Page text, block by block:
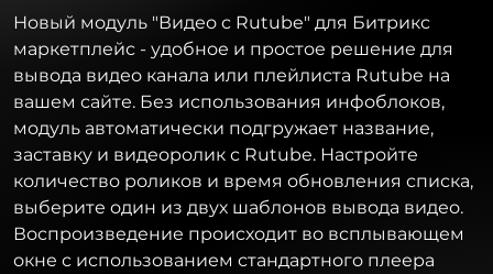
Новый модуль "Видео с Rutube" для Битрикс
маркетплейс - удобное и простое решение для
вывода видео канала или плейлиста Rutube на
вашем сайте. Без использования инфоблоков,
модуль автоматически подгружает название,
заставку и видеоролик с Rutube. Настройте
количество роликов и время обновления списка,
выберите один из двух шаблонов вывода видео.
Воспроизведение происходит во всплывающем
окне с использованием стандартного плеера